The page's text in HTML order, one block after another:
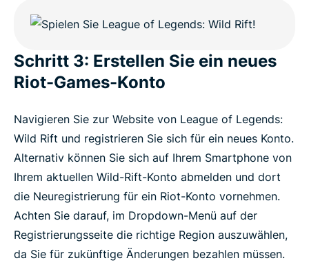
Schritt 3: Erstellen Sie ein neues
Riot-Games-Konto
Navigieren Sie zur Website von League of Legends:
Wild Rift und registrieren Sie sich für ein neues Konto.
Alternativ können Sie sich auf Ihrem Smartphone von
Ihrem aktuellen Wild-Rift-Konto abmelden und dort
die Neuregistrierung für ein Riot-Konto vornehmen.
Achten Sie darauf, im Dropdown-Menü auf der
Registrierungsseite die richtige Region auszuwählen,
da Sie für zukünftige Änderungen bezahlen müssen.